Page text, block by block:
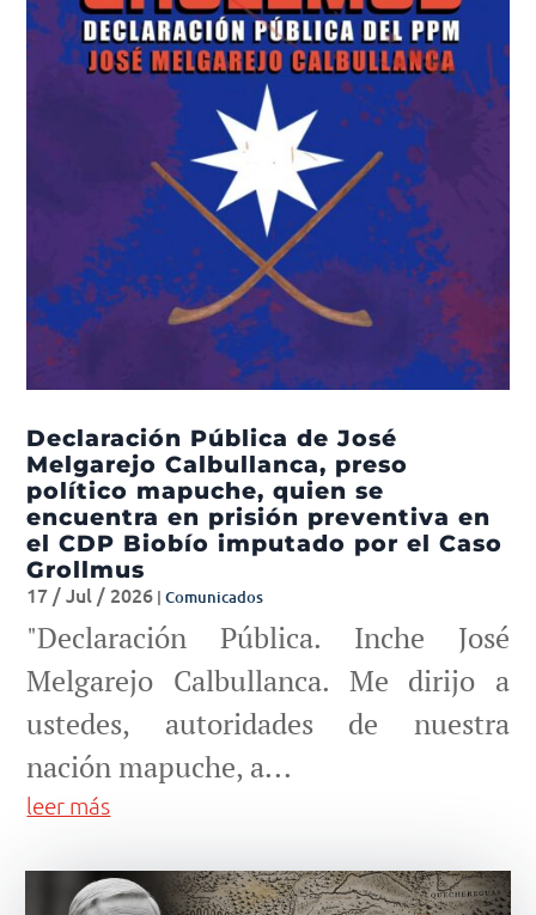
Declaración Pública de José
Melgarejo Calbullanca, preso
político mapuche, quien se
encuentra en prisión preventiva en
el CDP Biobío imputado por el Caso
Grollmus
17 / Jul / 2026 |Comunicados
"Declaración Pública. Inche José
Melgarejo Calbullanca. Me dirijo a
ustedes, autoridades de nuestra
nación mapuche, a...
leer más